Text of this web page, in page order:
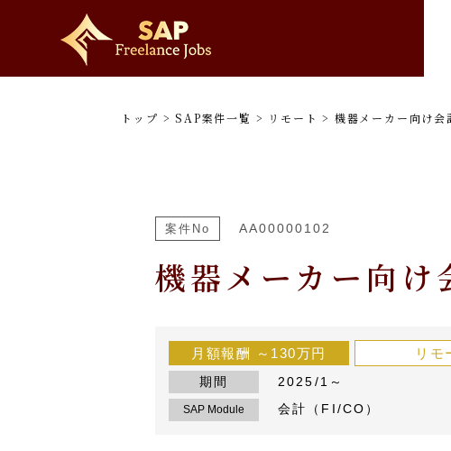
トップ >SAP案件一覧 > リモート > 機器メーカー向け会
案件No AA00000102
機器メーカー向け
月額報酬 ～130万円 リモ
期間 2025/1～
SAP Module 会計（FI/CO）